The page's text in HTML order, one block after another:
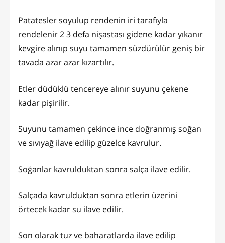
Patatesler soyulup rendenin iri tarafıyla
rendelenir 2 3 defa nişastası gidene kadar yıkanır
kevgire alınıp suyu tamamen süzdürülür geniş bir
tavada azar azar kızartılır.
Etler düdüklü tencereye alınır suyunu çekene
kadar pişirilir.
Suyunu tamamen çekince ince doğranmış soğan
ve sıvıyağ ilave edilip güzelce kavrulur.
Soğanlar kavrulduktan sonra salça ilave edilir.
Salçada kavrulduktan sonra etlerin üzerini
örtecek kadar su ilave edilir.
Son olarak tuz ve baharatlarda ilave edilip